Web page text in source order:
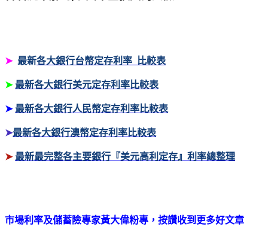
➤ 最新各大銀行台幣定存利率 比較表
➤ 最新各大銀行美元定存利率比較表
➤ 最新各大銀行人民幣定存利率比較表
➤最新各大銀行澳幣定存利率比較表
➤ 最新最完整各主要銀行『美元高利定存』利率總整理
市場利率及儲蓄險專家黃大偉粉專，按讚收到更多好文章